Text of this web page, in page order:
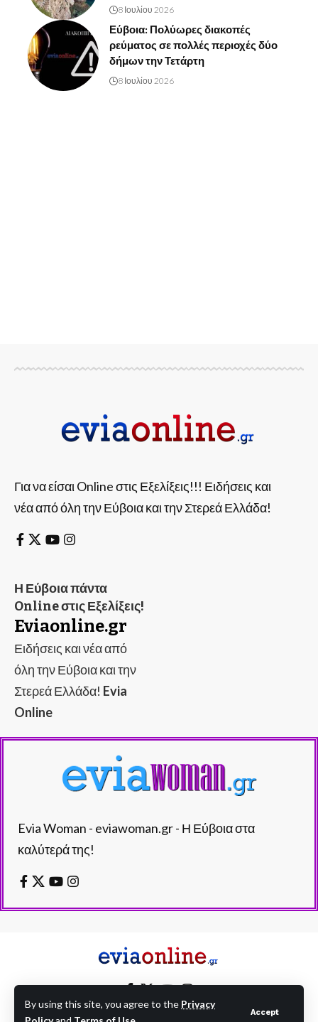
By using this site, you agree to the Privacy
Accept
8 Ιουλίου 2026
Εύβοια: Πολύωρες διακοπές
ρεύματος σε πολλές περιοχές δύο
δήμων την Τετάρτη
8 Ιουλίου 2026
Για να είσαι Online στις Εξελίξεις!!! Ειδήσεις και
νέα από όλη την Εύβοια και την Στερεά Ελλάδα!
Η Εύβοια πάντα
Online στις Εξελίξεις!
Eviaonline.gr
Ειδήσεις και νέα από
όλη την Εύβοια και την
Στερεά Ελλάδα! Evia
Online
Evia Woman - eviawoman.gr - Η Εύβοια στα
καλύτερά της!